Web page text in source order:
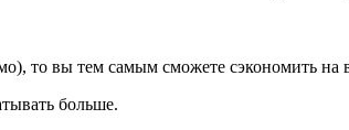
то вы тем самым сможете сэкономить на
больше.